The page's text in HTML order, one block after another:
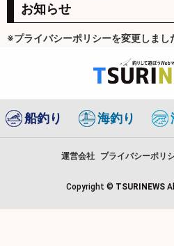
お知らせ
※プライバシーポリシーを変更しまし
船釣り 海釣り
運営会社 プライバシーポリ
Copyright © TSURINEWS